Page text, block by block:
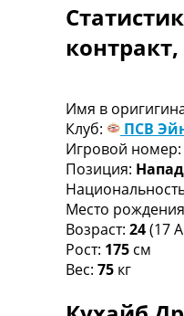
Лига
Все
Рейтинги
Имя в
Клуб:
ПСВ
Игровой номер:
Позиция:
Место
Возраст: 24(17
Рост: 175 см
Вес: 75 кг